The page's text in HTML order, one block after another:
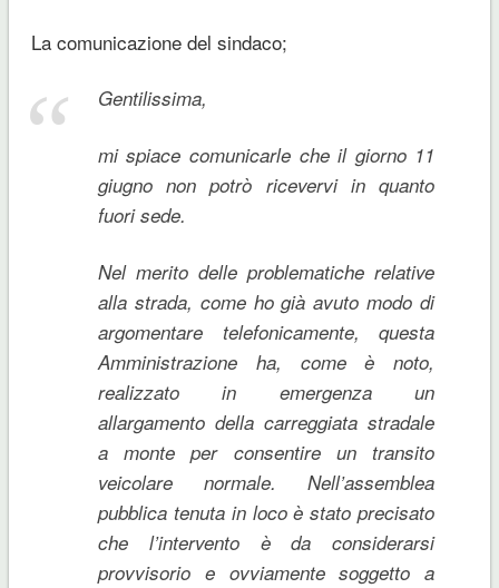
La comunicazione del sindaco;
Gentilissima,
mi spiace comunicarle che il giorno 11
giugno non potrò ricevervi in quanto
fuori sede.
Nel merito delle problematiche relative
alla strada, come ho già avuto modo di
argomentare telefonicamente, questa
Amministrazione ha, come è noto,
realizzato in emergenza un
allargamento della carreggiata stradale
a monte per consentire un transito
veicolare normale. Nell’assemblea
pubblica tenuta in loco è stato precisato
che l’intervento è da considerarsi
provvisorio e ovviamente soggetto a